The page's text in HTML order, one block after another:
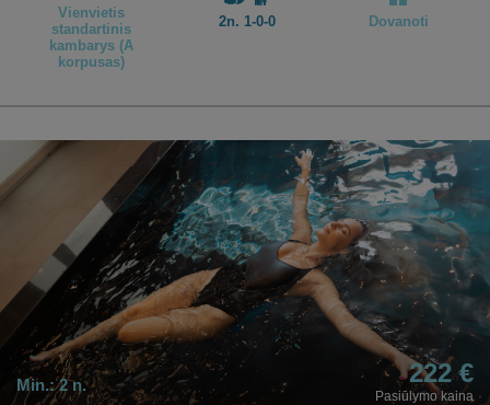
Dovanoti
Vienvietis
standartinis
kambarys (A
korpusas)
2n. 1-0-0
Min.: 2 n. 222 €
Pasiūlymo kaina